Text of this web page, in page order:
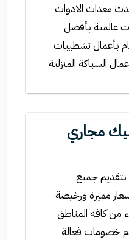
معدات الادوات
عالمية بأفضل
بأعمال تشطيبات
السباكة المنزلية
مجاري
جميع
مميزة ورخيصة
من كافة المناطق
خصومات فعالة